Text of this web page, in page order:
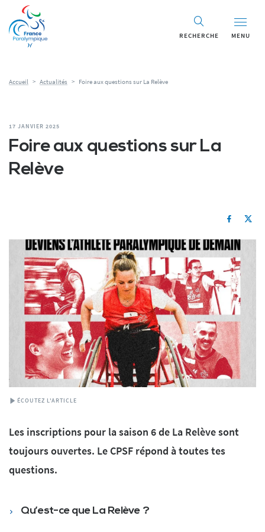
RECHERCHE MENU
Accueil > Actualités > Foire aux questions sur La Relève
17 JANVIER 2025
Foire aux questions sur La
Relève
ÉCOUTEZ L'ARTICLE
Les inscriptions pour la saison 6 de La Relève sont
toujours ouvertes. Le CPSF répond à toutes tes
questions.
Qu’est-ce que La Relève ?